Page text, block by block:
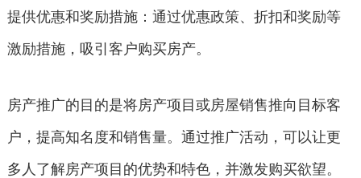
提供优惠和奖励措施：通过优惠政策、折扣和奖励等
激励措施，吸引客户购买房产。
房产推广的目的是将房产项目或房屋销售推向目标客
户，提高知名度和销售量。通过推广活动，可以让更
多人了解房产项目的优势和特色，并激发购买欲望。